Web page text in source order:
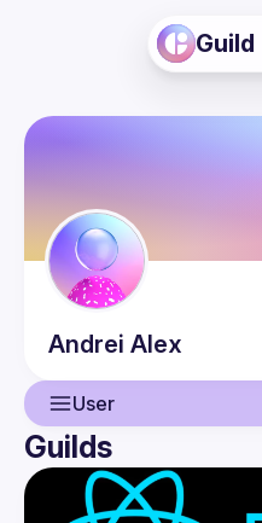
Guild
Andrei Alex
User
User
Events
Guilds